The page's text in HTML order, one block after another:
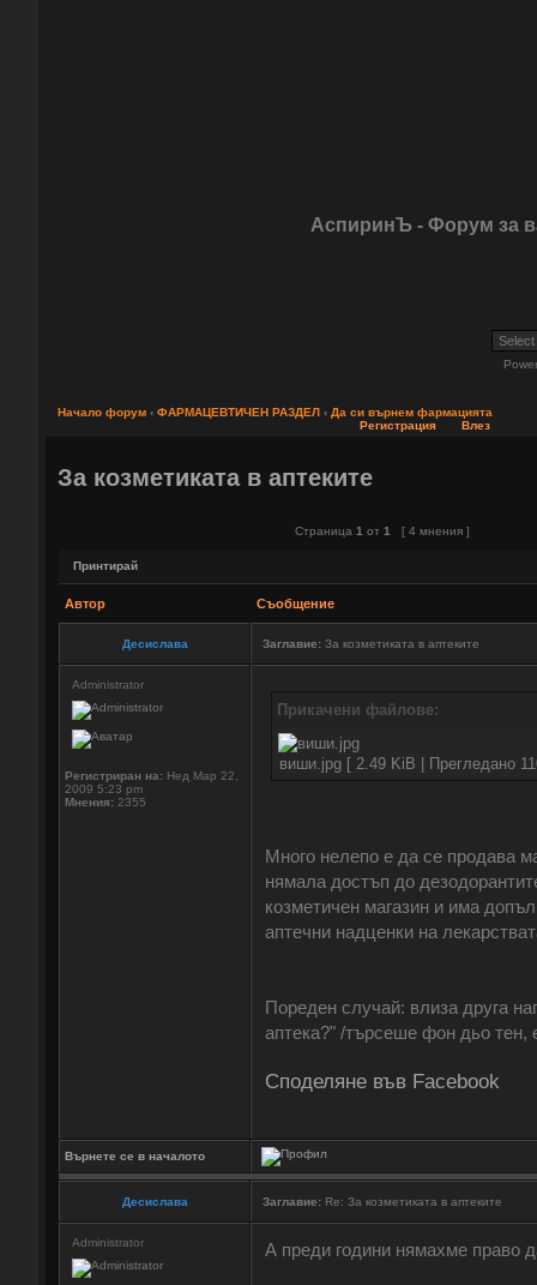
АспиринЪ - Форум за
Начало форум ‹ ФАРМАЦЕВТИЧЕН РАЗДЕЛ ‹ Да си върнем фармацията
Регистрация
Влез
За козметиката в аптеките
Страница 1 от 1 [ 4 мнения ]
Принтирай
Автор Съобщение
Десислава Заглавие: За козметиката в аптеките
Administrator
Регистриран на: Нед Мар 22,
2009 5:23 pm
Мнения: 2355
Прикачени файлове:
виши.jpg [ 2.49 KiB | Прегледано
Много нелепо е да се продава
нямала достъп до
козметичен магазин и има
аптечни надценки на
Пореден случай: влиза друга
аптека?" /търсеше фон дьо тен,
Споделяне във Facebook
Върнете се в началото
Десислава Заглавие: Re: За козметиката в аптеките
Administrator А преди години нямахме право